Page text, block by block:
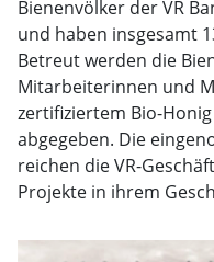
Bienenvölker der VR
und haben insgesamt
Betreut werden die
Mitarbeiterinnen und
zertifiziertem Bio-
abgegeben. Die
reichen die VR-
Projekte in ihrem